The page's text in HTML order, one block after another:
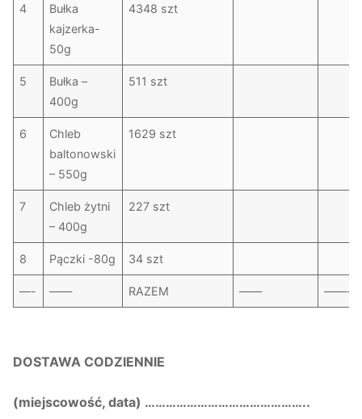
4
Bułka
kajzerka-
50g
4348 szt
5
Bułka –
400g
511 szt
6
Chleb
baltonowski
– 550g
1629 szt
7
Chleb żytni
– 400g
227 szt
8 Pączki -80g 34 szt
—- —— RAZEM —— ——-
DOSTAWA CODZIENNIE
(miejscowość, data) ………………………………………..